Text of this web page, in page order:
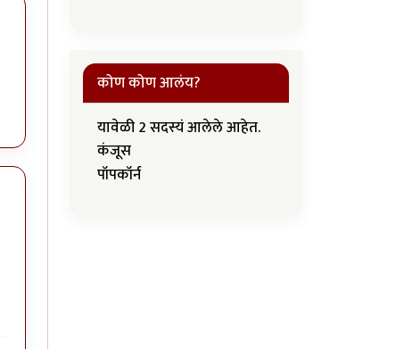
कोण कोण आलंय?
यावेळी 2 सदस्यं आलेले आहेत.
कंजूस
पॉपकॉर्न